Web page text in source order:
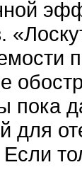
пока
для